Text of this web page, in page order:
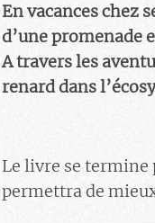
En vacances chez
d’une promenade
A travers les
renard dans
Le livre se termine
permettra de